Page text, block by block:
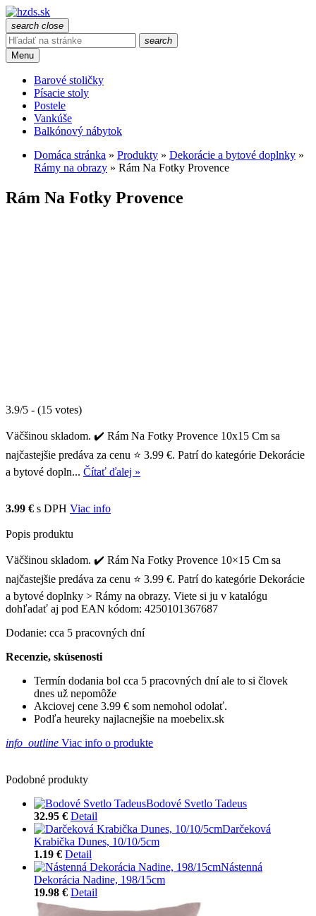
search close
search
Menu
Barové stoličky
Písacie stoly
Postele
Vankúše
Balkónový nábytok
Domáca stránka » Produkty » Dekorácie a bytové doplnky »
Rámy na obrazy » Rám Na Fotky Provence
Rám Na Fotky Provence
3.9/5 - (15 votes)
Väčšinou skladom. ✔️ Rám Na Fotky Provence 10x15 Cm sa
najčastejšie predáva za cenu ⭐ 3.99 €. Patrí do kategórie Dekorácie
a bytové dopln... Čítať ďalej »
3.99 € s DPH Viac info
Popis produktu
Väčšinou skladom. ✔️ Rám Na Fotky Provence 10×15 Cm sa
najčastejšie predáva za cenu ⭐ 3.99 €. Patrí do kategórie Dekorácie
a bytové doplnky > Rámy na obrazy. Viete si ju v katalógu
dohľadať aj pod EAN kódom: 4250101367687
Dodanie: cca 5 pracovných dní
Recenzie, skúsenosti
Termín dodania bol cca 5 pracovných dní ale to si človek
dnes už nepomôže
Akciovej cene 3.99 € som nemohol odolať.
Podľa heureky najlacnejšie na moebelix.sk
info_outline Viac info o produkte
Podobné produkty
Bodové Svetlo Tadeus
32.95 € Detail
Darčeková
Krabička Dunes, 10/10/5cm
1.19 € Detail
Nástenná
Dekorácia Nadine, 198/15cm
19.98 € Detail